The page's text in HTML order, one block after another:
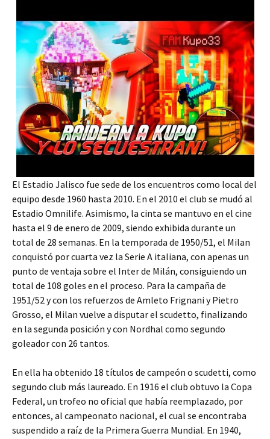
El Estadio Jalisco fue sede de los encuentros como local del
equipo desde 1960 hasta 2010. En el 2010 el club se mudó al
Estadio Omnilife. Asimismo, la cinta se mantuvo en el cine
hasta el 9 de enero de 2009, siendo exhibida durante un
total de 28 semanas. En la temporada de 1950/51, el Milan
conquistó por cuarta vez la Serie A italiana, con apenas un
punto de ventaja sobre el Inter de Milán, consiguiendo un
total de 108 goles en el proceso. Para la campaña de
1951/52 y con los refuerzos de Amleto Frignani y Pietro
Grosso, el Milan vuelve a disputar el scudetto, finalizando
en la segunda posición y con Nordhal como segundo
goleador con 26 tantos.
En ella ha obtenido 18 títulos de campeón o scudetti, como
segundo club más laureado. En 1916 el club obtuvo la Copa
Federal, un trofeo no oficial que había reemplazado, por
entonces, al campeonato nacional, el cual se encontraba
suspendido a raíz de la Primera Guerra Mundial. En 1940,